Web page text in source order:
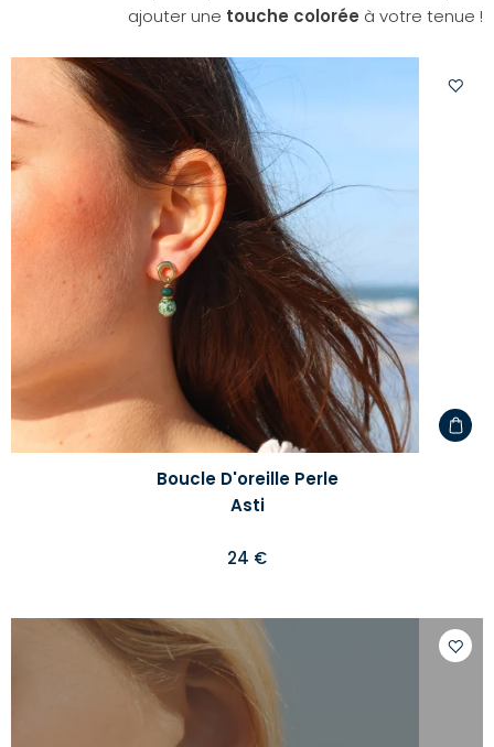
ajouter une touche colorée à votre tenue !
Boucle D'oreille Perle
Asti
24 €